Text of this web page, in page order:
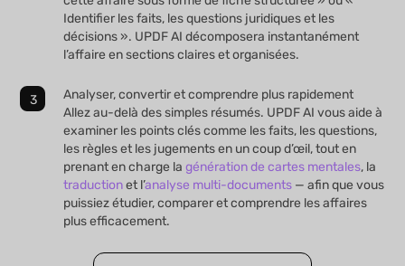
Identifier les faits, les questions juridiques et les
décisions ». UPDF AI décomposera instantanément
l’affaire en sections claires et organisées.
Analyser, convertir et comprendre plus rapidement
Allez au-delà des simples résumés. UPDF AI vous aide à
examiner les points clés comme les faits, les questions,
les règles et les jugements en un coup d’œil, tout en
prenant en charge lagénération de cartes mentales, la
traductionet l’analyse multi-documents — afin que vous
puissiez étudier, comparer et comprendre les affaires
plus efficacement.